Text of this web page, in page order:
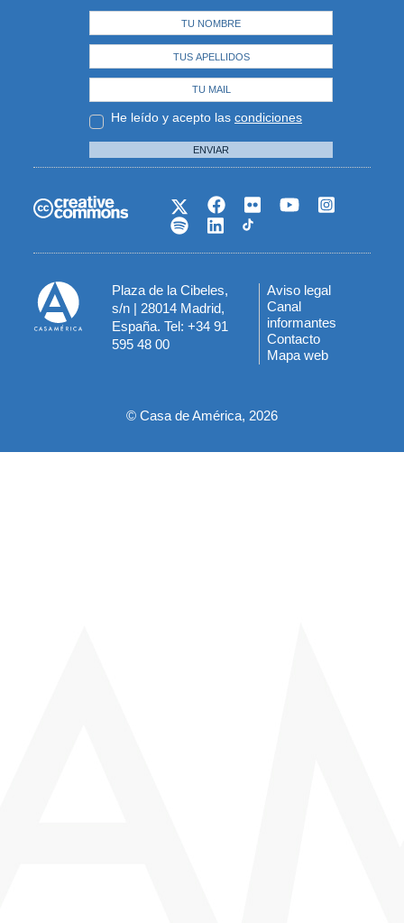
He leído y acepto las condiciones
ENVIAR
Plaza de la Cibeles,
s/n | 28014 Madrid,
España. Tel: +34 91
595 48 00
Menú
del
pie
Aviso legal
Canal
informantes
Contacto
Mapa web
© Casa de América, 2026